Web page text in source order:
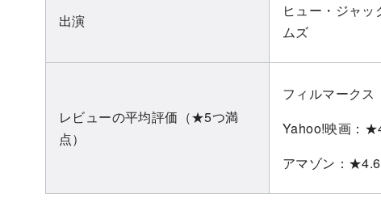
出演
ヒュー・ジャ
ムズ
レビューの平均評価（★5つ満
点）
フィルマーク
Yahoo!映画：
アマゾン：★4.6